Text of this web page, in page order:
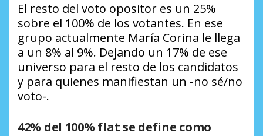
El resto del voto opositor es un 25%
sobre el 100% de los votantes. En ese
grupo actualmente María Corina le llega
a un 8% al 9%. Dejando un 17% de ese
universo para el resto de los candidatos
y para quienes manifiestan un -no sé/no
voto-.
42% del 100% flat se define como